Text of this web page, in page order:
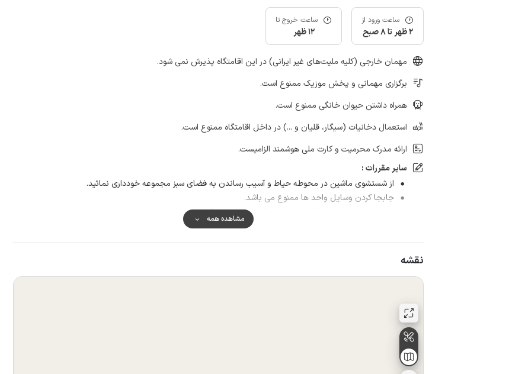
ساعت ورود از
2 ظهر تا 8 صبح
ساعت خروج تا
12 ظهر
مهمان خارجی (کلیه ملیت‌های غیر ایرانی) در این اقامتگاه پذیرش نمی شود.
برگزاری مهمانی و پخش موزیک ممنوع است.
همراه داشتن حیوان خانگی ممنوع است.
استعمال دخانیات (سیگار، قلیان و ...) در داخل اقامتگاه ممنوع است.
ارائه مدرک محرمیت و کارت ملی هوشمند الزامیست.
سایر مقررات :
از شستشوی ماشین در محوطه حیاط و آسیب رساندن به فضای سبز مجموعه خودداری نمائید.
جابجا کردن وسایل واحد ها ممنوع می باشد.
از پذیرش زوجین با مدرک محرمیت موقت (صیغه نامه) معذوریم.
مشاهده همه
نقشه